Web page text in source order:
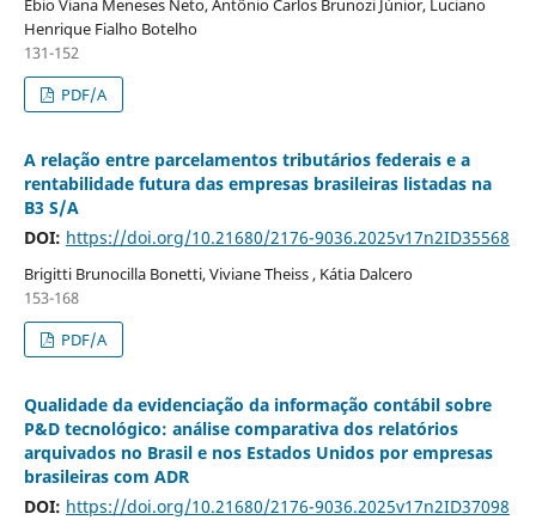
Ebio Viana Meneses Neto, Antônio Carlos Brunozi Júnior, Luciano
Henrique Fialho Botelho
131-152
PDF/A
A relação entre parcelamentos tributários federais e a
rentabilidade futura das empresas brasileiras listadas na
B3 S/A
DOI: https://doi.org/10.21680/2176-9036.2025v17n2ID35568
Brigitti Brunocilla Bonetti, Viviane Theiss , Kátia Dalcero
153-168
PDF/A
Qualidade da evidenciação da informação contábil sobre
P&D tecnológico: análise comparativa dos relatórios
arquivados no Brasil e nos Estados Unidos por empresas
brasileiras com ADR
DOI: https://doi.org/10.21680/2176-9036.2025v17n2ID37098